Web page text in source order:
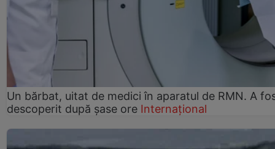
Un bărbat, uitat de medici în aparatul de RMN. A
descoperit după șase ore Internațional